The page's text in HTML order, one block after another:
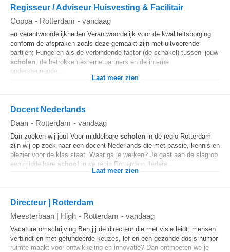
Regisseur / Adviseur Huisvesting & Facilitair
Coppa - Rotterdam - vandaag
en verantwoordelijkheden Verantwoordelijk voor de kwaliteitsborging
conform de afspraken zoals deze gemaakt zijn met uitvoerende
partijen; Fungeren als de verbindende factor (de schakel) tussen ‘jouw’
scholen, de betrokken externe partners en de interne
ondersteunende...
Laat meer zien
Docent Nederlands
Daan - Rotterdam - vandaag
Dan zoeken wij jou! Voor middelbare scholen in de regio Rotterdam
zijn wij op zoek naar een docent Nederlands die met passie, kennis en
plezier voor de klas staat. Waar ga je werken? Je gaat aan de slag op
een middelbare school in de regio Rotterdam. Iedere...
Laat meer zien
Directeur | Rotterdam
Meesterbaan | High - Rotterdam - vandaag
Vacature omschrijving Ben jij de directeur die met visie leidt, mensen
verbindt en met gefundeerde keuzes, lef en een gezonde dosis humor
ruimte maakt voor ontwikkeling en innovatie? Dan ontmoeten we je